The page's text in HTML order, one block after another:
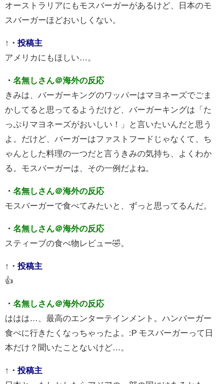
オーストラリアにもモスバーガーがあるけど、日本のモ
スバーガーほどおいしくない。
↑ ・ 投稿主
アメリカにもほしい…。
・ 名無しさん＠海外の反応
きみは、バーガーキングのワッパーはマヨネーズでごま
かしてると思ってるようだけど、バーガーキングは「た
っぷりマヨネーズがおいしい！」と言いたいんだと思う
よ。だけど、バーガーはファストフードじゃなくて、ち
ゃんとした料理の一つだと言うきみの気持ち、よくわか
る。モスバーガーは、その一例だよね。
・ 名無しさん＠海外の反応
モスバーガーで食べてみたいと、ずっと思ってるんだ。
・ 名無しさん＠海外の反応
スティーブの食べ物レビュー🤣。
↑ ・ 投稿主
👍
・ 名無しさん＠海外の反応
ははは…、最高のエンターテインメント。ハンバーガー
食べに行きたくなっちゃったよ。:P モスバーガーって日
本だけ？聞いたことないけど…。
↑ ・ 投稿主